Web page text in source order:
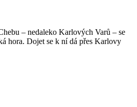
– nedaleko Karlových Varů – se
hora. Dojet se k ní dá přes Karlovy